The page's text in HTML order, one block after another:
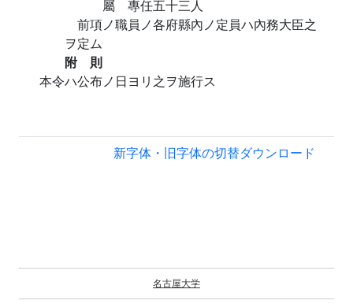
屬 專任五十三人
前項ノ職員ノ各府縣內ノ定員ハ內務大臣之
ヲ定ム
附 則
本令ハ公布ノ日ヨリ之ヲ施行ス
新字体・旧字体の切替ダウンロード
名古屋大学